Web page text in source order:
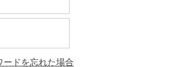
ードを忘れた場合